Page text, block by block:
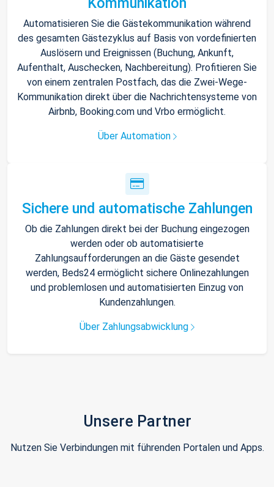
Automatisieren Sie die Gästekommunikation während
des gesamten Gästezyklus auf Basis von vordefinierten
Auslösern und Ereignissen (Buchung, Ankunft,
Aufenthalt, Auschecken, Nachbereitung). Profitieren Sie
von einem zentralen Postfach, das die Zwei-Wege-
Kommunikation direkt über die Nachrichtensysteme von
Airbnb, Booking.com und Vrbo ermöglicht.
Über Automation
Sichere und automatische Zahlungen
Ob die Zahlungen direkt bei der Buchung eingezogen
werden oder ob automatisierte
Zahlungsaufforderungen an die Gäste gesendet
werden, Beds24 ermöglicht sichere Onlinezahlungen
und problemlosen und automatisierten Einzug von
Kundenzahlungen.
Über Zahlungsabwicklung
Unsere Partner
Nutzen Sie Verbindungen mit führenden Portalen und Apps.